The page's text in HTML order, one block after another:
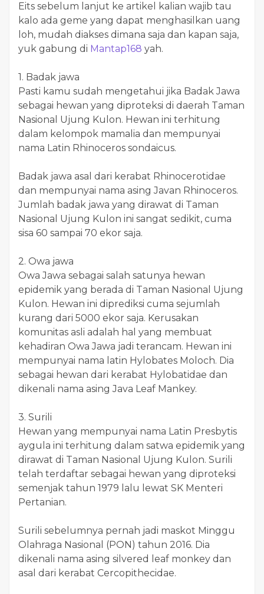
Eits sebelum lanjut ke artikel kalian wajib tau
kalo ada geme yang dapat menghasilkan uang
loh, mudah diakses dimana saja dan kapan saja,
yuk gabung di Mantap168 yah.
1. Badak jawa
Pasti kamu sudah mengetahui jika Badak Jawa
sebagai hewan yang diproteksi di daerah Taman
Nasional Ujung Kulon. Hewan ini terhitung
dalam kelompok mamalia dan mempunyai
nama Latin Rhinoceros sondaicus.
Badak jawa asal dari kerabat Rhinocerotidae
dan mempunyai nama asing Javan Rhinoceros.
Jumlah badak jawa yang dirawat di Taman
Nasional Ujung Kulon ini sangat sedikit, cuma
sisa 60 sampai 70 ekor saja.
2. Owa jawa
Owa Jawa sebagai salah satunya hewan
epidemik yang berada di Taman Nasional Ujung
Kulon. Hewan ini diprediksi cuma sejumlah
kurang dari 5000 ekor saja. Kerusakan
komunitas asli adalah hal yang membuat
kehadiran Owa Jawa jadi terancam. Hewan ini
mempunyai nama latin Hylobates Moloch. Dia
sebagai hewan dari kerabat Hylobatidae dan
dikenali nama asing Java Leaf Mankey.
3. Surili
Hewan yang mempunyai nama Latin Presbytis
aygula ini terhitung dalam satwa epidemik yang
dirawat di Taman Nasional Ujung Kulon. Surili
telah terdaftar sebagai hewan yang diproteksi
semenjak tahun 1979 lalu lewat SK Menteri
Pertanian.
Surili sebelumnya pernah jadi maskot Minggu
Olahraga Nasional (PON) tahun 2016. Dia
dikenali nama asing silvered leaf monkey dan
asal dari kerabat Cercopithecidae.